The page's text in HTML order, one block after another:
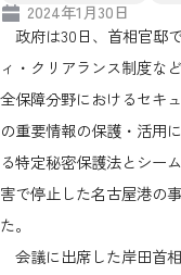
2024年1月30日
政府は30日、首相官邸
ィ・クリアランス制度な
全保障分野におけるセキ
の重要情報の保護・活用
る特定秘密保護法とシー
害で停止した名古屋港の
た。
会議に出席した岸田首